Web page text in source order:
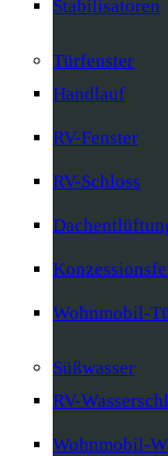
Stabilisatoren
Türfenster
Handlauf
RV-Fenster
RV-Schloss
Wohnmobil-
Süßwasser
RV-
Wohnmobil-